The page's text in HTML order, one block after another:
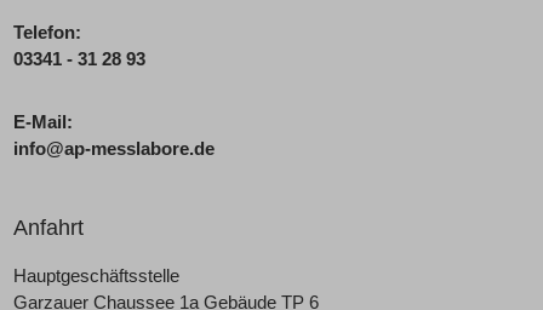
Telefon:
03341 - 31 28 93
E-Mail:
info@ap-messlabore.de
Anfahrt
Hauptgeschäftsstelle
Garzauer Chaussee 1a Gebäude TP 6